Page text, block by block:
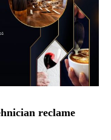
reclame